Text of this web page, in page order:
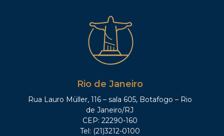
Rio de Janeiro
Rua Lauro Müller, 116 – sala 605, Botafogo – Rio
de Janeiro/RJ
CEP: 22290-160
Tel: (21)3212-0100